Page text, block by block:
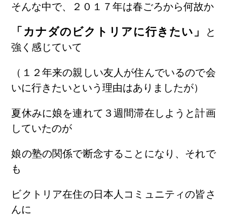
そんな中で、２０１７年は春ごろから何故か
「カナダのビクトリアに行きたい」
と
強く感じていて
（１２年来の親しい友人が住んでいるので会
いに行きたいという理由はありましたが）
夏休みに娘を連れて３週間滞在しようと計画
していたのが
娘の塾の関係で断念することになり、それで
も
ビクトリア在住の日本人コミュニティの皆さ
んに